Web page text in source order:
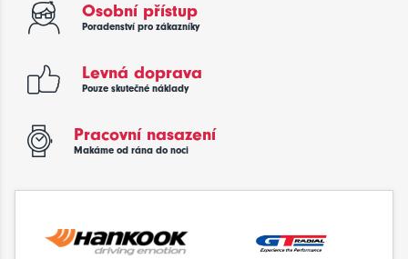
Osobní přístup
Poradenství pro zákazníky
Levná doprava
Pouze skutečné náklady
Pracovní nasazení
Makáme od rána do noci